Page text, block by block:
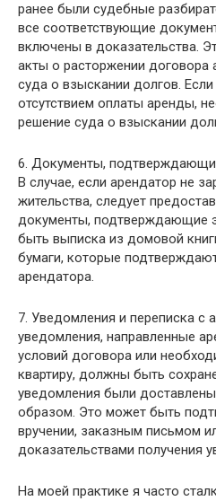
ранее были судебные
все соответствующие
включены в доказательства.
акты о расторжении договора
суда о взыскании долгов.
отсутствием оплаты аренды,
решение суда о взыскании
6. Документы,
В случае, если арендатор не
жительства, следует
документы, подтверждающие
быть выписка из домовой
бумаги, которые
арендатора.
7. Уведомления и переписка с
уведомления, направленные
условий договора или
квартиру, должны быть
уведомления были
образом. Это может быть
вручении, заказным письмом
доказательствами получения
На моей практике я часто